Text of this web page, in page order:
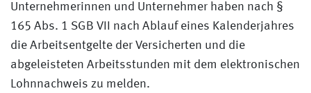
Unternehmerinnen und Unternehmer haben nach §
165 Abs. 1 SGB VII nach Ablauf eines Kalenderjahres
die Arbeitsentgelte der Versicherten und die
abgeleisteten Arbeitsstunden mit dem elektronischen
Lohnnachweis zu melden.